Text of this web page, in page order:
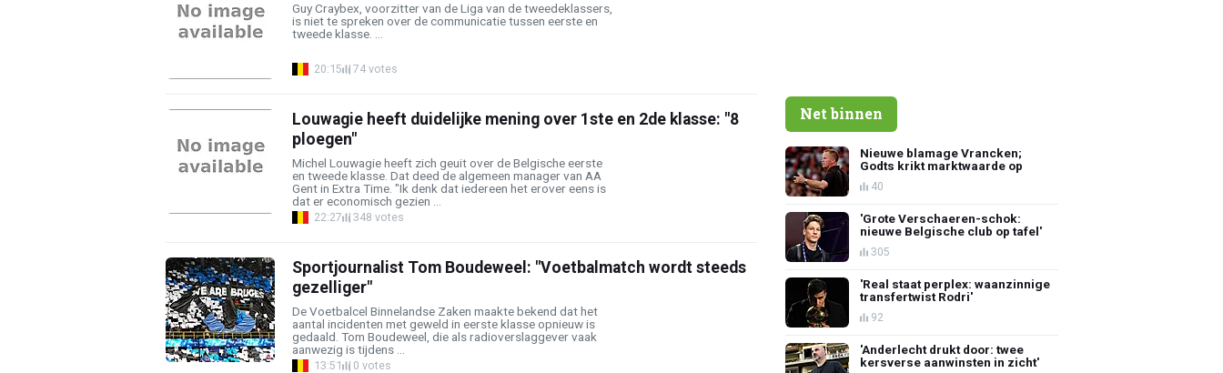
Guy Craybex, voorzitter van de Liga van de tweedeklassers,
is niet te spreken over de communicatie tussen eerste en
tweede klasse. ...
20:15 74 votes
Louwagie heeft duidelijke mening over 1ste en 2de klasse: "8
ploegen"
Michel Louwagie heeft zich geuit over de Belgische eerste
en tweede klasse. Dat deed de algemeen manager van AA
Gent in Extra Time. "Ik denk dat iedereen het erover eens is
dat er economisch gezien ...
22:27 348 votes
Sportjournalist Tom Boudeweel: "Voetbalmatch wordt steeds
gezelliger"
De Voetbalcel Binnelandse Zaken maakte bekend dat het
aantal incidenten met geweld in eerste klasse opnieuw is
gedaald. Tom Boudeweel, die als radioverslaggever vaak
aanwezig is tijdens ...
13:51 0 votes
Net binnen
Nieuwe blamage Vrancken;
Godts krikt marktwaarde op
40
'Grote Verschaeren-schok:
nieuwe Belgische club op tafel'
305
'Real staat perplex: waanzinnige
transfertwist Rodri'
92
'Anderlecht drukt door: twee
kersverse aanwinsten in zicht'